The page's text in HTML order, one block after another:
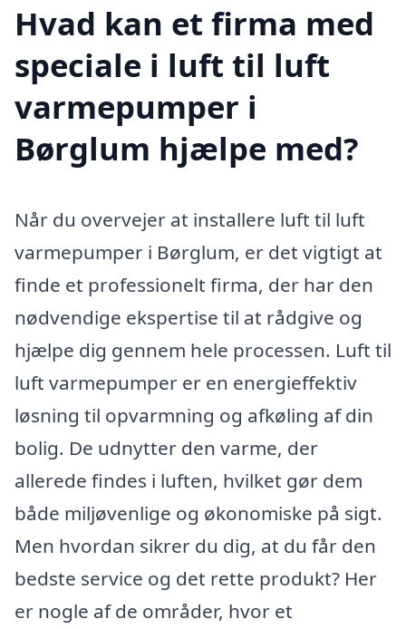
Hvad kan et firma med
speciale i luft til luft
varmepumper i
Børglum hjælpe med?
Når du overvejer at installere luft til luft
varmepumper i Børglum, er det vigtigt at
finde et professionelt firma, der har den
nødvendige ekspertise til at rådgive og
hjælpe dig gennem hele processen. Luft til
luft varmepumper er en energieffektiv
løsning til opvarmning og afkøling af din
bolig. De udnytter den varme, der
allerede findes i luften, hvilket gør dem
både miljøvenlige og økonomiske på sigt.
Men hvordan sikrer du dig, at du får den
bedste service og det rette produkt? Her
er nogle af de områder, hvor et